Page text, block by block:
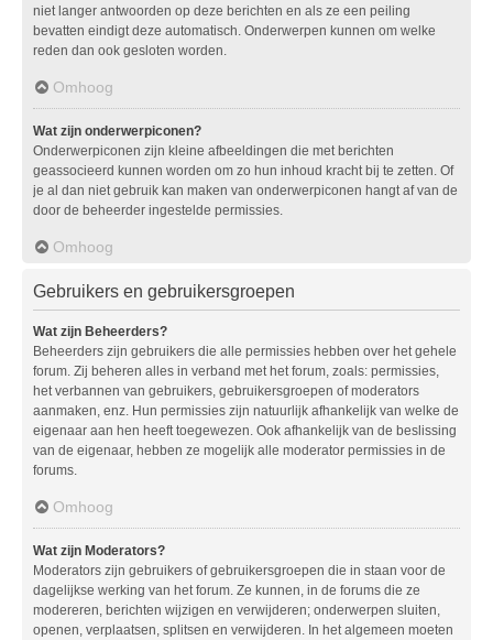
niet langer antwoorden op deze berichten en als ze een peiling
bevatten eindigt deze automatisch. Onderwerpen kunnen om welke
reden dan ook gesloten worden.
Omhoog
Wat zijn onderwerpiconen?
Onderwerpiconen zijn kleine afbeeldingen die met berichten
geassocieerd kunnen worden om zo hun inhoud kracht bij te zetten. Of
je al dan niet gebruik kan maken van onderwerpiconen hangt af van de
door de beheerder ingestelde permissies.
Omhoog
Gebruikers en gebruikersgroepen
Wat zijn Beheerders?
Beheerders zijn gebruikers die alle permissies hebben over het gehele
forum. Zij beheren alles in verband met het forum, zoals: permissies,
het verbannen van gebruikers, gebruikersgroepen of moderators
aanmaken, enz. Hun permissies zijn natuurlijk afhankelijk van welke de
eigenaar aan hen heeft toegewezen. Ook afhankelijk van de beslissing
van de eigenaar, hebben ze mogelijk alle moderator permissies in de
forums.
Omhoog
Wat zijn Moderators?
Moderators zijn gebruikers of gebruikersgroepen die in staan voor de
dagelijkse werking van het forum. Ze kunnen, in de forums die ze
modereren, berichten wijzigen en verwijderen; onderwerpen sluiten,
openen, verplaatsen, splitsen en verwijderen. In het algemeen moeten